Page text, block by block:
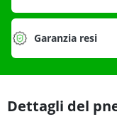
Garanzia resi
Dettagli del